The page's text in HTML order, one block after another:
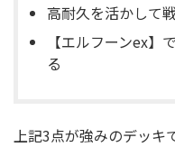
高耐久を活かして
【エルフーンex】
る
上記3点が強みのデッキ